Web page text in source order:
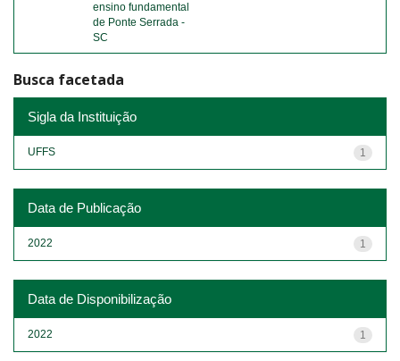
ensino fundamental
de Ponte Serrada -
SC
Busca facetada
Sigla da Instituição
1
UFFS
Data de Publicação
1
2022
Data de Disponibilização
1
2022